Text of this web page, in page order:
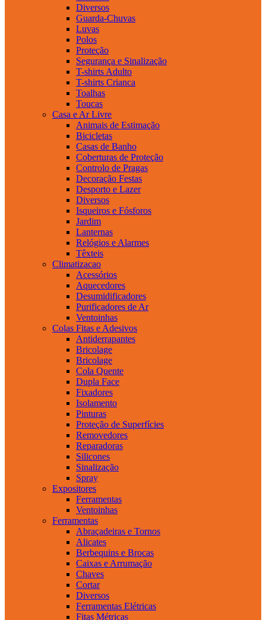
Diversos
Guarda-Chuvas
Luvas
Polos
Proteção
Segurança e Sinalização
T-shirts Adulto
T-shirts Crianca
Toalhas
Toucas
Casa e Ar Livre
Animais de Estimação
Bicicletas
Casas de Banho
Coberturas de Proteção
Controlo de Pragas
Decoração Festas
Desporto e Lazer
Diversos
Isqueiros e Fósforos
Jardim
Lanternas
Relógios e Alarmes
Têxteis
Climatizacao
Acessórios
Aquecedores
Desumidificadores
Purificadores de Ar
Ventoinhas
Colas Fitas e Adesivos
Antiderrapantes
Bricolage
Bricolage
Cola Quente
Dupla Face
Fixadores
Isolamento
Pinturas
Proteção de Superfícies
Removedores
Reparadoras
Silicones
Sinalização
Spray
Expositores
Ferramentas
Ventoinhas
Ferramentas
Abraçadeiras e Tornos
Alicates
Berbequins e Brocas
Caixas e Arrumação
Chaves
Cortar
Diversos
Ferramentas Elétricas
Fitas Métricas